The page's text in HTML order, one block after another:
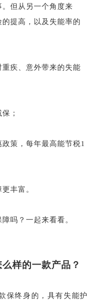
但从另一个角度来
提高，以及失能率的
疾、意外带来的失能
；
策，每年最高能节税1
丰富。
吗？一起来看看。
样的一款产品？
保终身的，具有失能护